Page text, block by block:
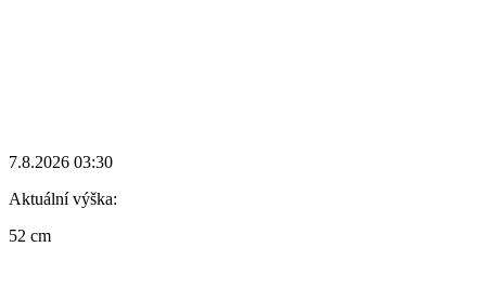
7.8.2026 03:30
Aktuální výška:
52 cm